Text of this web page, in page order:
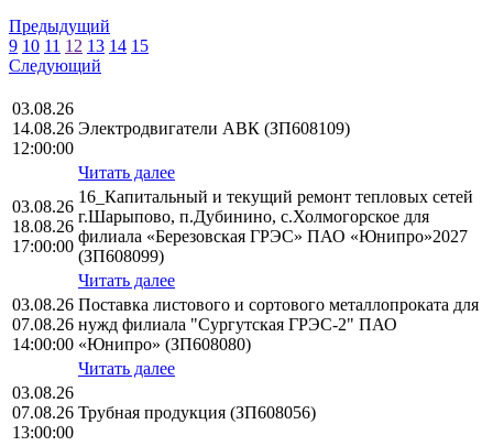
Предыдущий
9 10 11 12 13 14 15
Следующий
03.08.26
14.08.26
12:00:00
Электродвигатели АВК (ЗП608109)
Читать далее
03.08.26
18.08.26
17:00:00
16_Капитальный и текущий ремонт тепловых сетей
г.Шарыпово, п.Дубинино, с.Холмогорское для
филиала «Березовская ГРЭС» ПАО «Юнипро»2027
(ЗП608099)
Читать далее
03.08.26
07.08.26
14:00:00
Поставка листового и сортового металлопроката для
нужд филиала "Сургутская ГРЭС-2" ПАО
«Юнипро» (ЗП608080)
Читать далее
03.08.26
07.08.26
13:00:00
Трубная продукция (ЗП608056)